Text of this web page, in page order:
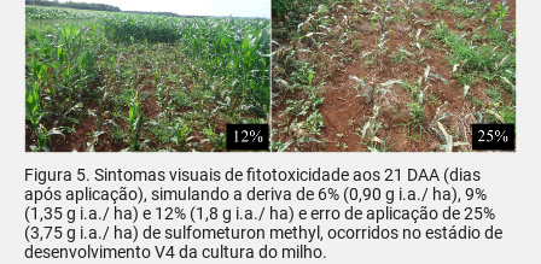
Figura 5. Sintomas visuais de fitotoxicidade aos 21 DAA (dias
após aplicação), simulando a deriva de 6% (0,90 g i.a./ ha), 9%
(1,35 g i.a./ ha) e 12% (1,8 g i.a./ ha) e erro de aplicação de 25%
(3,75 g i.a./ ha) de sulfometuron methyl, ocorridos no estádio de
desenvolvimento V4 da cultura do milho.